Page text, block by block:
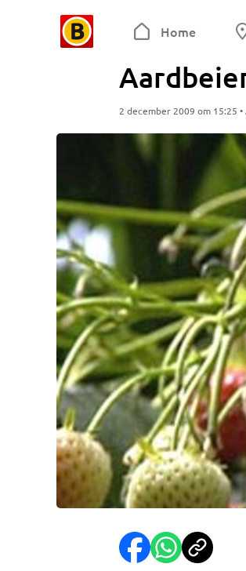
Home
2 december 2009 om 15:25